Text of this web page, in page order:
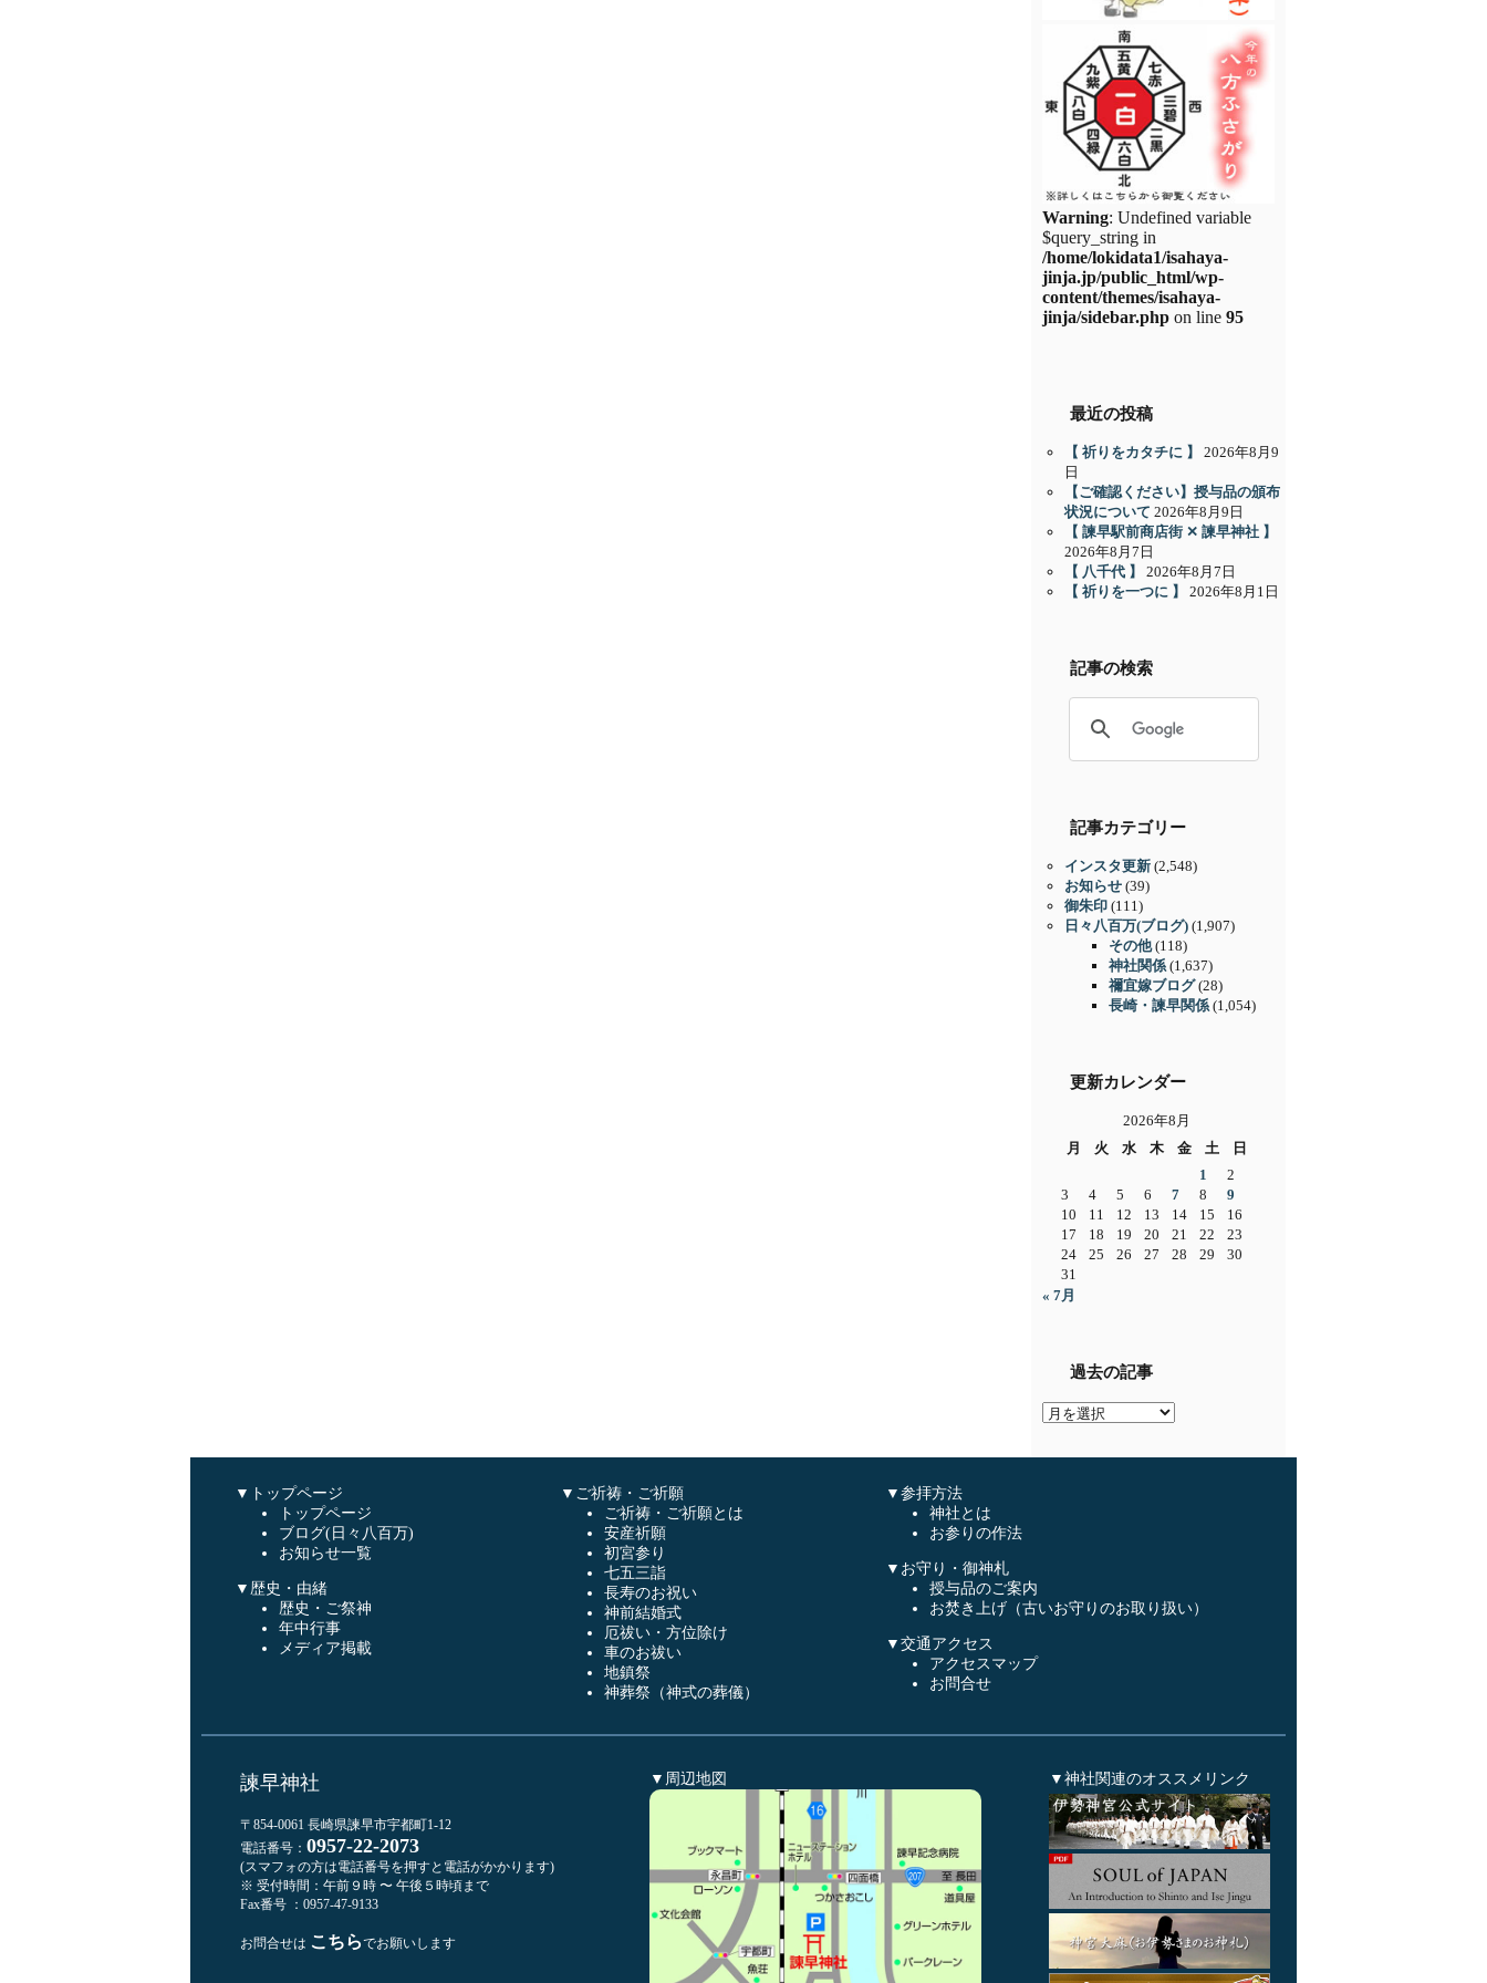
Warning: Undefined variable
$query_string in
/home/lokidata1/isahaya-
jinja.jp/public_html/wp-
content/themes/isahaya-
jinja/sidebar.php on line 95
最近の投稿
【 祈りをカタチに 】
2026年8月9
日
【ご確認ください】授与品の頒布
状況について 2026年8月9日
【 諫早駅前商店街 ✕ 諫早神社 】
2026年8月7日
【 八千代 】
2026年8月7日
【 祈りを一つに 】
2026年8月1日
記事の検索
記事カテゴリー
インスタ更新 (2,548)
お知らせ (39)
御朱印 (111)
日々八百万(ブログ) (1,907)
その他(118)
神社関係 (1,637)
禰宜嫁ブログ(28)
長崎・諫早関係 (1,054)
更新カレンダー
2026年8月
月
火 水 木 金 土
日
1
2
3
4 5 6 7 8
9
10
11 12 13 14 15
16
17
18 19 20 21 22
23
24
25 26 27 28 29
30
31
« 7月
過去の記事
過
▼トップページ
トップページ
ブログ(日々八百万)
お知らせ一覧
▼歴史・由緒
歴史・ご祭神
年中行事
メディア掲載
▼ご祈祷・ご祈願
ご祈祷・ご祈願とは
安産祈願
初宮参り
七五三詣
長寿のお祝い
神前結婚式
厄祓い・方位除け
車のお祓い
地鎮祭
神葬祭（神式の葬儀）
▼参拝方法
神社とは
お参りの作法
▼お守り・御神札
授与品のご案内
お焚き上げ（古いお守りのお取り扱い）
▼交通アクセス
アクセスマップ
お問合せ
諫早神社
〒854-0061 長崎県諫早市宇都町1-12
電話番号： 0957-22-2073
(スマフォの方は電話番号を押すと電話がかかります)
※ 受付時間：午前９時 〜 午後５時頃まで
Fax番号 ：0957-47-9133
お問合せは こちらでお願いします
▼周辺地図 ▼神社関連のオススメリンク